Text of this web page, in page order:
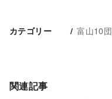
カテゴリー 富山10団
関連記事